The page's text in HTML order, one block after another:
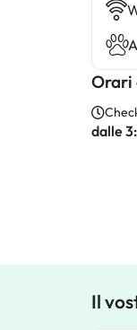
Orari
dalle
Il